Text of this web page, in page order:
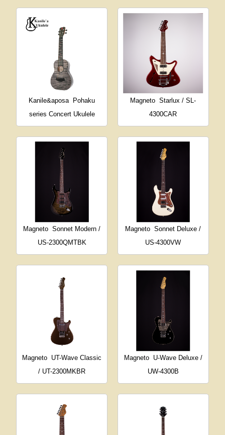
Kanile&aposa Pohaku
series Concert Ukulele
Magneto Starlux / SL-
4300CAR
Magneto Sonnet Modern /
US-2300QMTBK
Magneto Sonnet Deluxe /
US-4300VW
Magneto UT-Wave Classic
/ UT-2300MKBR
Magneto
U-Wave Deluxe /
UW-4300B